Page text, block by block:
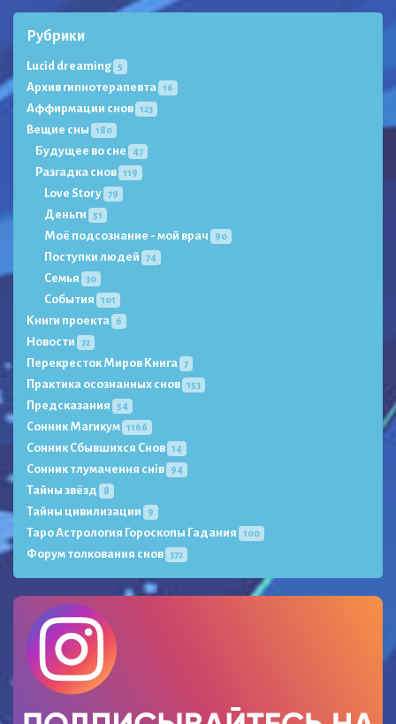
Рубрики
Lucid dreaming 5
Архив гипнотерапевта 16
Аффирмации снов 123
Вещие сны 180
Будущее во сне 47
Разгадка снов 119
Love Story 79
Деньги 51
Моё подсознание - мой врач 90
Поступки людей 74
Семья 30
События 101
Книги проекта 6
Новости 72
Перекресток Миров Книга 7
Практика осознанных снов 153
Предсказания 54
Сонник Магикум 1166
Сонник Сбывшихся Снов 14
Сонник тлумачення снів 94
Тайны звёзд 8
Тайны цивилизации 9
Таро Астрология Гороскопы Гадания 100
Форум толкования снов 372